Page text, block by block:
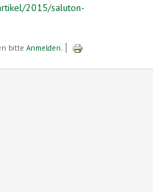
2015/saluton-
bitte Anmelden